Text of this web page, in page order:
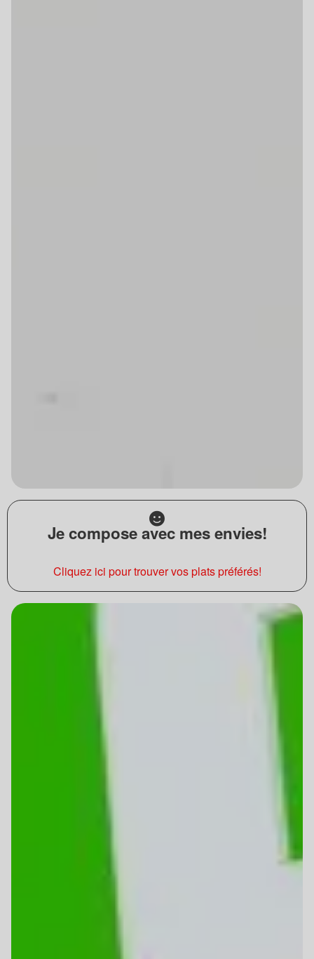
Je compose avec mes envies!
Cliquez ici pour trouver vos plats préférés!